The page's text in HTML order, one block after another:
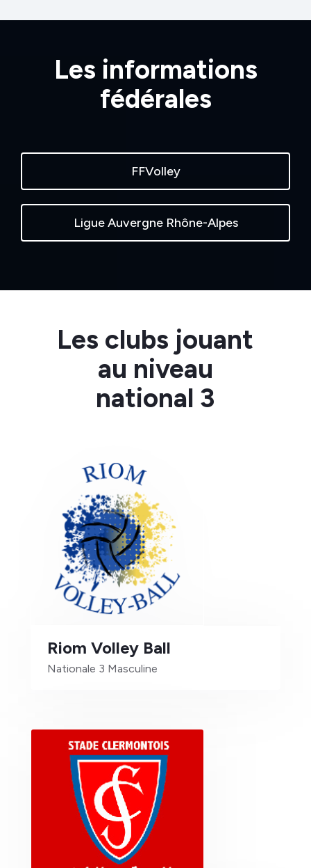
Les informations
fédérales
FFVolley
Ligue Auvergne Rhône-Alpes
Les clubs jouant
au niveau
national 3
Riom Volley Ball
Nationale 3 Masculine